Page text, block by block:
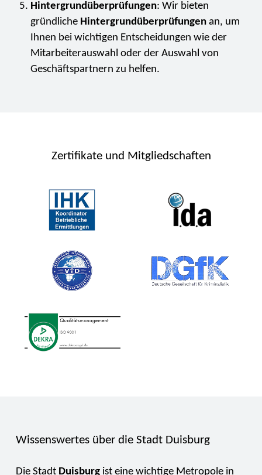
Hintergrundüberprüfungen: Wir bieten
gründliche Hintergrundüberprüfungenan, um
Ihnen bei wichtigen Entscheidungen wie der
Mitarbeiterauswahl oder der Auswahl von
Geschäftspartnern zu helfen.
Zertifikate und Mitgliedschaften
Wissenswertes über die Stadt Duisburg
Die Stadt Duisburgist eine wichtige Metropole in